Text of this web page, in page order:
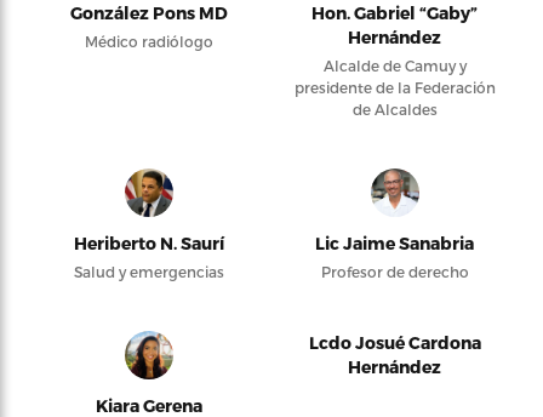
González Pons MD
Médico radiólogo
Hon. Gabriel “Gaby”
Hernández
Alcalde de Camuy y
presidente de la Federación
de Alcaldes
Heriberto N. Saurí
Salud y emergencias
Lic Jaime Sanabria
Profesor de derecho
Kiara Gerena
Lcdo Josué Cardona
Hernández